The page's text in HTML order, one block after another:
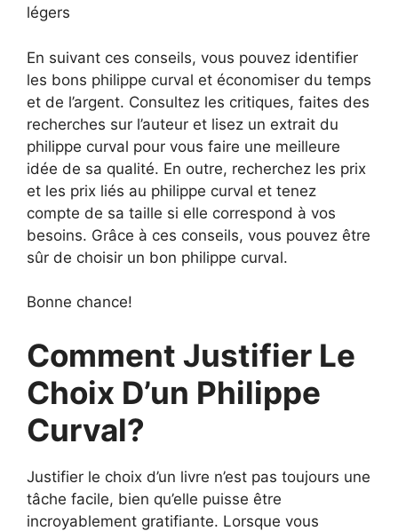
légers
En suivant ces conseils, vous pouvez identifier
les bons philippe curval et économiser du temps
et de l’argent. Consultez les critiques, faites des
recherches sur l’auteur et lisez un extrait du
philippe curval pour vous faire une meilleure
idée de sa qualité. En outre, recherchez les prix
et les prix liés au philippe curval et tenez
compte de sa taille si elle correspond à vos
besoins. Grâce à ces conseils, vous pouvez être
sûr de choisir un bon philippe curval.
Bonne chance!
Comment Justifier Le
Choix D’un Philippe
Curval?
Justifier le choix d’un livre n’est pas toujours une
tâche facile, bien qu’elle puisse être
incroyablement gratifiante. Lorsque vous